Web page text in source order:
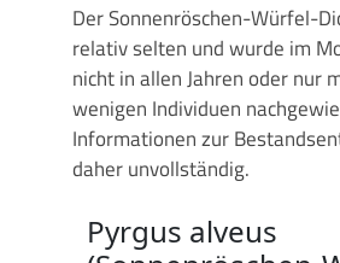
Der Sonnenröschen-Würfel-
relativ selten und wurde im
nicht in allen Jahren oder nur
wenigen Individuen
Informationen zur
daher unvollständig.